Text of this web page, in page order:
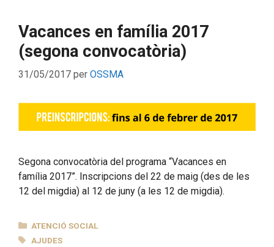
Vacances en família 2017
(segona convocatòria)
31/05/2017 per OSSMA
Segona convocatòria del programa “Vacances en
família 2017”. Inscripcions del 22 de maig (des de les
12 del migdia) al 12 de juny (a les 12 de migdia).
CATEGORIES
ATENCIÓ SOCIAL
ETIQUETES
AJUDES